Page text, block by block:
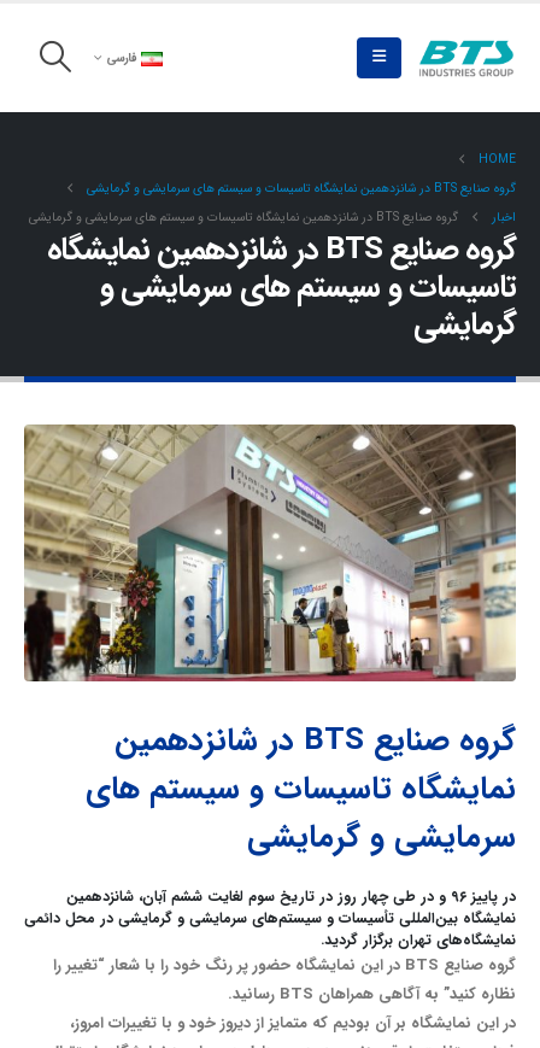
فارسی
HOME
گروه صنایع BTS در شانزدهمین نمایشگاه تاسیسات و سیستم های سرمایشی و گرمایشی
اخبار
گروه صنایع BTS در شانزدهمین نمایشگاه تاسیسات و سیستم های سرمایشی و گرمایشی
گروه صنایع BTS در شانزدهمین نمایشگاه
تاسیسات و سیستم های سرمایشی و
گرمایشی
گروه صنایع BTS در شانزدهمین
نمایشگاه تاسیسات و سیستم های
سرمایشی و گرمایشی
در پاییز ۹۶ و در طی چهار روز در تاریخ سوم لغایت ششم آبان‌، شانزدهمین
نمایشگاه بین‌المللی تأسیسات و سیستم‌های سرمایشی و گرمایشی در محل دائمی
نمایشگاه‌های تهران برگزار گردید.
گروه صنایع BTS در این نمایشگاه حضور پر رنگ خود را با شعار “تغییر را
نظاره کنید” به آگاهی همراهان BTS رسانید.
در این نمایشگاه بر آن بودیم که متمایز از دیروز خود و با تغییرات امروز،